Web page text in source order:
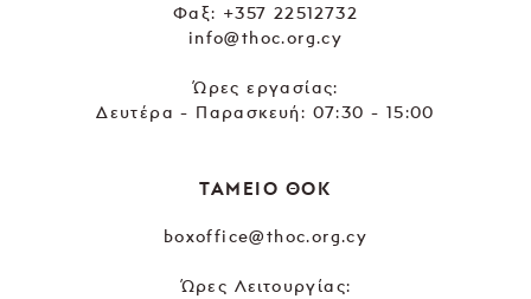
Φαξ: +357 22512732
info@thoc.org.cy
Ώρες εργασίας:
Δευτέρα - Παρασκευή: 07:30 - 15:00
ΤΑΜΕΙΟ ΘΟΚ
boxoffice@thoc.org.cy
Ώρες Λειτουργίας: